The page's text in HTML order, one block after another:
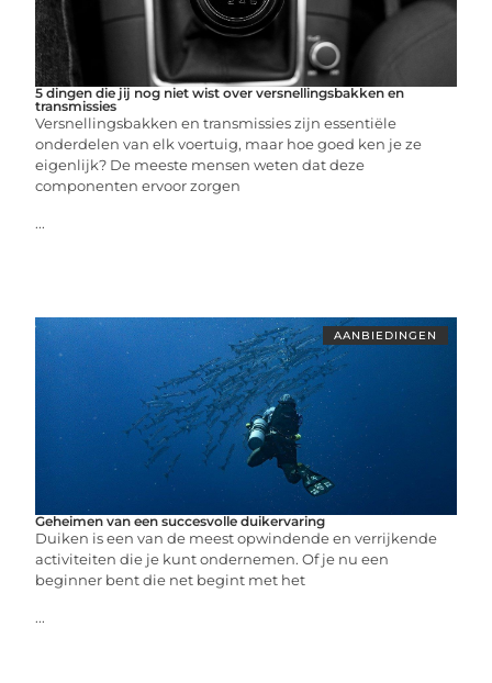
5 dingen die jij nog niet wist over versnellingsbakken en
transmissies
Versnellingsbakken en transmissies zijn essentiële
onderdelen van elk voertuig, maar hoe goed ken je ze
eigenlijk? De meeste mensen weten dat deze
componenten ervoor zorgen
...
AANBIEDINGEN
Geheimen van een succesvolle duikervaring
Duiken is een van de meest opwindende en verrijkende
activiteiten die je kunt ondernemen. Of je nu een
beginner bent die net begint met het
...